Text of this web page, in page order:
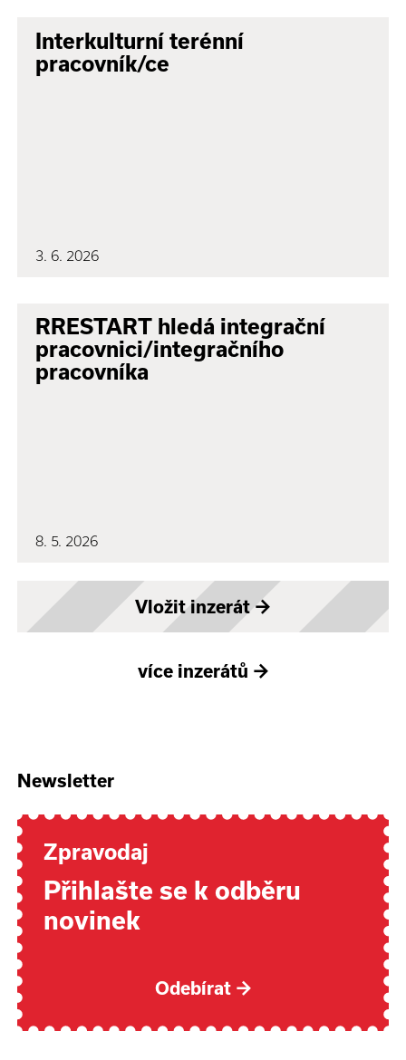
Interkulturní terénní
pracovník/ce
3. 6. 2026
RRESTART hledá integrační
pracovnici/integračního
pracovníka
8. 5. 2026
Vložit inzerát→
více inzerátů →
Newsletter
Zpravodaj
Přihlašte se k odběru
novinek
Odebírat →